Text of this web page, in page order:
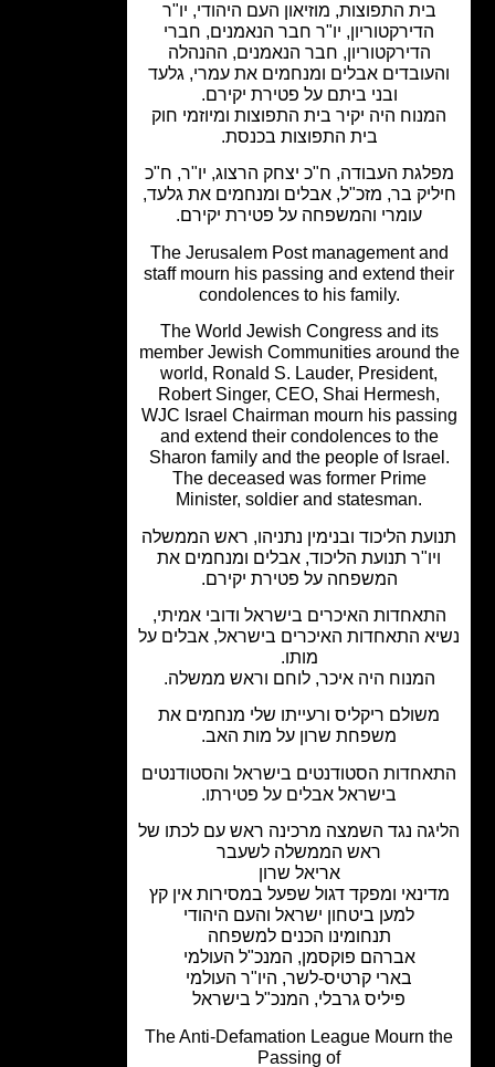
בית התפוצות, מוזיאון העם היהודי, יו"ר
הדירקטוריון, יו"ר חבר הנאמנים, חברי
הדירקטוריון, חבר הנאמנים, ההנהלה
אבלים ומנחמים את עמרי, גלעד
ובני ביתם על פטירת יקירם.
היה יקיר בית התפוצות ומיוזמי חוק
בית התפוצות בכנסת.
העבודה, ח"כ יצחק הרצוג, יו"ר, ח"כ
בר, מזכ"ל, אבלים ומנחמים את גלעד,
עומרי והמשפחה על פטירת יקירם.
The Jerusalem Post management
staff mourn his passing and extend
condolences to his family.
The World Jewish Congress and its
member Jewish Communities around
world, Ronald S. Lauder, President,
Robert Singer, CEO, Shai
WJC Israel Chairman mourn his
and extend their condolences to the
Sharon family and the people of
The deceased was former Prime
Minister, soldier and statesman.
הליכוד ובנימין נתניהו, ראש הממשלה
תנועת הליכוד, אבלים ומנחמים את
המשפחה על פטירת יקירם.
האיכרים בישראל ודובי אמיתי,
התאחדות האיכרים בישראל, אבלים על
המנוח היה איכר, לוחם וראש ממשלה.
ריקליס ורעייתו שלי מנחמים את
משפחת שרון על מות האב.
הסטודנטים בישראל והסטודנטים
בישראל אבלים על פטירתו.
נגד השמצה מרכינה ראש עם לכתו של
ראש הממשלה לשעבר
אריאל שרון
ומפקד דגול שפעל במסירות אין קץ
למען ביטחון ישראל והעם היהודי
תנחומינו הכנים למשפחה
אברהם פוקסמן, המנכ"ל העולמי
בארי קרטיס-לשר, היו"ר העולמי
פיליס גרבלי, המנכ"ל בישראל
The Anti-Defamation League Mourn
Passing of